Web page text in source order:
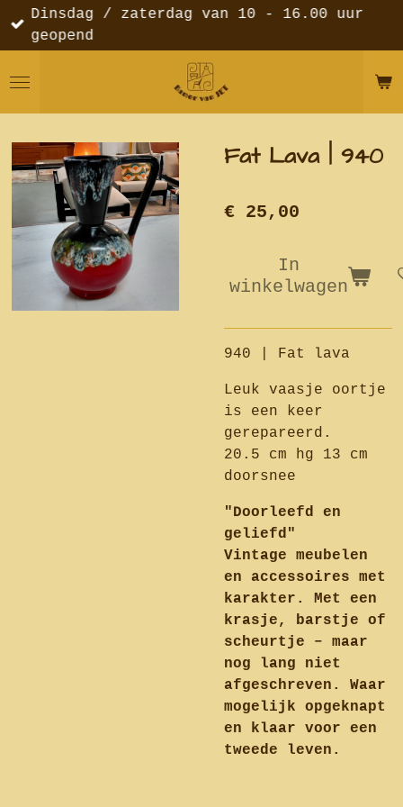
Ga
direct
de
Dinsdag / zaterdag van 10 - 16.00 uur
geopend
Fat Lava | 940
€ 25,00
In
winkelwagen
940 | Fat lava
Leuk vaasje oortje
is een keer
gerepareerd.
20.5 cm hg 13 cm
doorsnee
"Doorleefd en
geliefd"
Vintage meubelen
en accessoires met
karakter. Met een
krasje, barstje of
scheurtje – maar
nog lang niet
afgeschreven. Waar
mogelijk opgeknapt
en klaar voor een
tweede leven.